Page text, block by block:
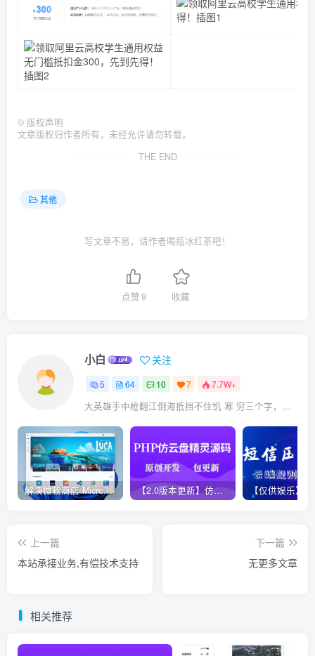
© 版权声明
文章版权归作者所有，未经允许请勿转载。
THE END
其他
写文章不易，请作者喝瓶冰红茶吧！
点赞9 收藏
小白 关注
5 64 10 7 7.7W+
大英雄手中枪翻江倒海抵挡不住饥 寒 穷三个字，英雄至此未必英雄！
解决微软商店 Microsoft Store无法更新方法，亲测有效！ 【2.0版本更新】仿代下狗云盘精灵源码，PHP素材代下载搜索引擎系统运营版本，持续更新中
上一篇
本站承接业务,有偿技术支持
下一篇
无更多文章
相关推荐